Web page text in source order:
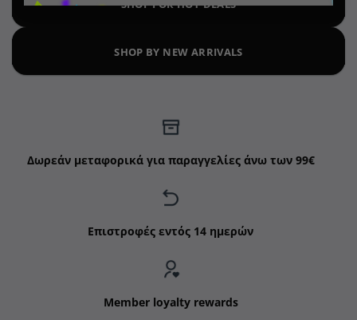
SHOP FOR HOT DEALS
SHOP BY NEW ARRIVALS
Δωρεάν μεταφορικά για παραγγελίες άνω των 99€
Επιστροφές εντός 14 ημερών
Member loyalty rewards